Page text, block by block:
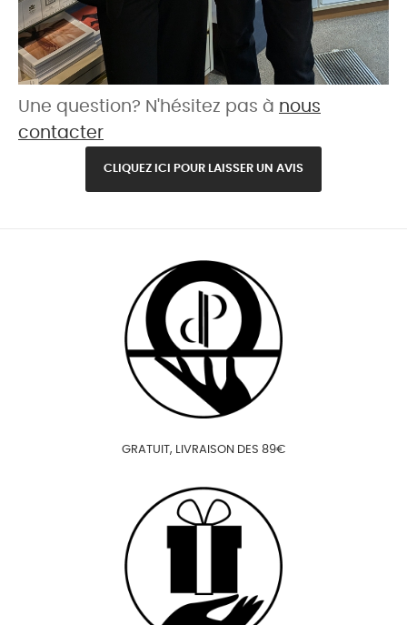
Une question? N'hésitez pas à nous
contacter
CLIQUEZ ICI POUR LAISSER UN AVIS
GRATUIT, LIVRAISON DES 89€